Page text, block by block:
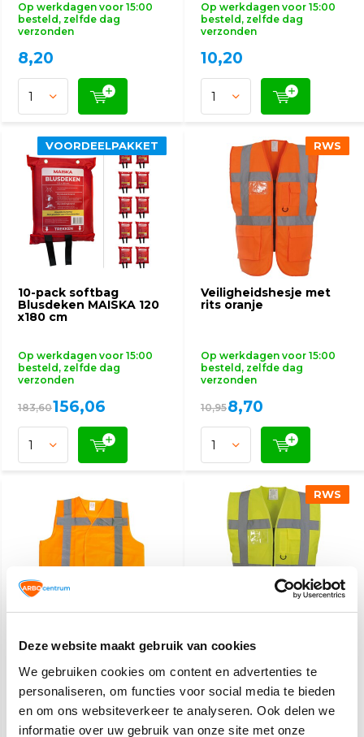
Deze website maakt gebruik van cookies
We gebruiken cookies om content en advertenties te
personaliseren, om functies voor social media te bieden
en om ons websiteverkeer te analyseren. Ook delen we
informatie over uw gebruik van onze site met onze
Op werkdagen voor 15:00
besteld, zelfde dag
verzonden
8,20
Op werkdagen voor 15:00
besteld, zelfde dag
verzonden
10,20
10-pack softbag
Blusdeken MAISKA 120
x180 cm
Op werkdagen voor 15:00
besteld, zelfde dag
verzonden
VOORDEELPAKKET
183,60156,06
VOORDEELPAKKET
Veiligheidshesje met
rits oranje
Op werkdagen voor 15:00
besteld, zelfde dag
verzonden
RWS
10,958,70
RWS
RWS hesje oranje
Op werkdagen voor 15:00
besteld, zelfde dag
verzonden
Veiligheidshesje met
rits geel
Op werkdagen voor 15:00
besteld, zelfde dag
verzonden
RWS
RWS